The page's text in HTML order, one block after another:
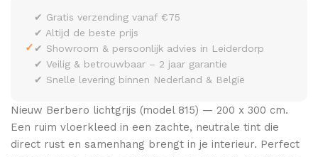
✓
✔ Gratis verzending vanaf €75
✔ Altijd de beste prijs
✔ Showroom & persoonlijk advies in Leiderdorp
✔ Veilig & betrouwbaar – 2 jaar garantie
✔ Snelle levering binnen Nederland & België
Nieuw Berbero lichtgrijs (model 815) — 200 x 300 cm.
Een ruim vloerkleed in een zachte, neutrale tint die
direct rust en samenhang brengt in je interieur. Perfect